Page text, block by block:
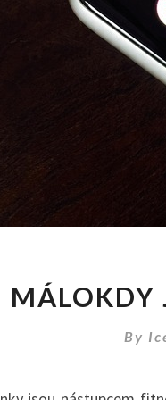
MÁLOKDY
By